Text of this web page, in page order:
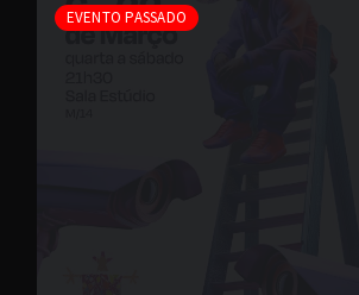
EVENTO PASSADO